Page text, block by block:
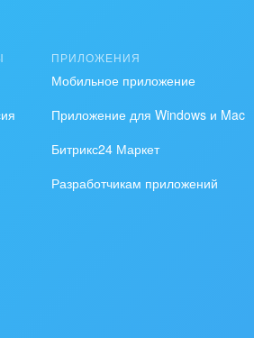
ПРИЛОЖЕНИЯ
Мобильное приложение
Приложение для Windows и Mac
Битрикс24 Маркет
Разработчикам приложений